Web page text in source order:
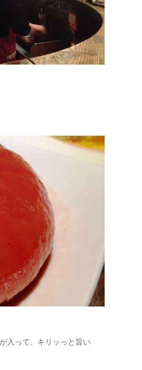
入って、キリッっと旨い